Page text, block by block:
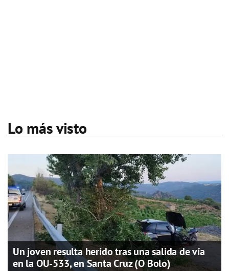
Lo más visto
Un joven resulta herido tras una salida de vía
en la OU-533, en Santa Cruz (O Bolo)